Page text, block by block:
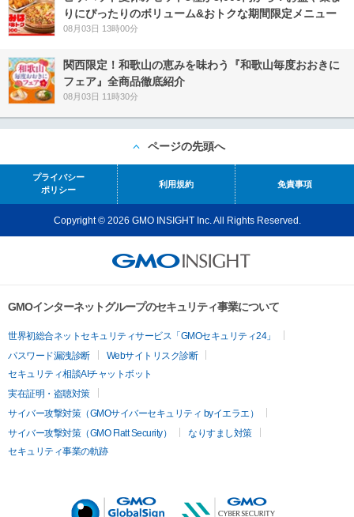
りにぴったりのボリューム&おトクな期間限定メニュー
08月03日 13時00分
関西限定！和歌山の恵みを味わう『和歌山毎度おおきに
フェア』全商品徹底紹介
08月03日 11時30分
ページの先頭へ
プライバシー
ポリシー
利用規約 免責事項
Copyright © 2026 GMO INSIGHT Inc. All Rights Reserved.
GMOインターネットグループのセキュリティ事業について
世界初総合ネットセキュリティサービス「GMOセキュリティ24」
パスワード漏洩診断
Webサイトリスク診断
セキュリティ相談AIチャットボット
実在証明・盗聴対策
サイバー攻撃対策（GMOサイバーセキュリティ byイエラエ）
サイバー攻撃対策（GMO Flatt Security）
なりすまし対策
セキュリティ事業の軌跡